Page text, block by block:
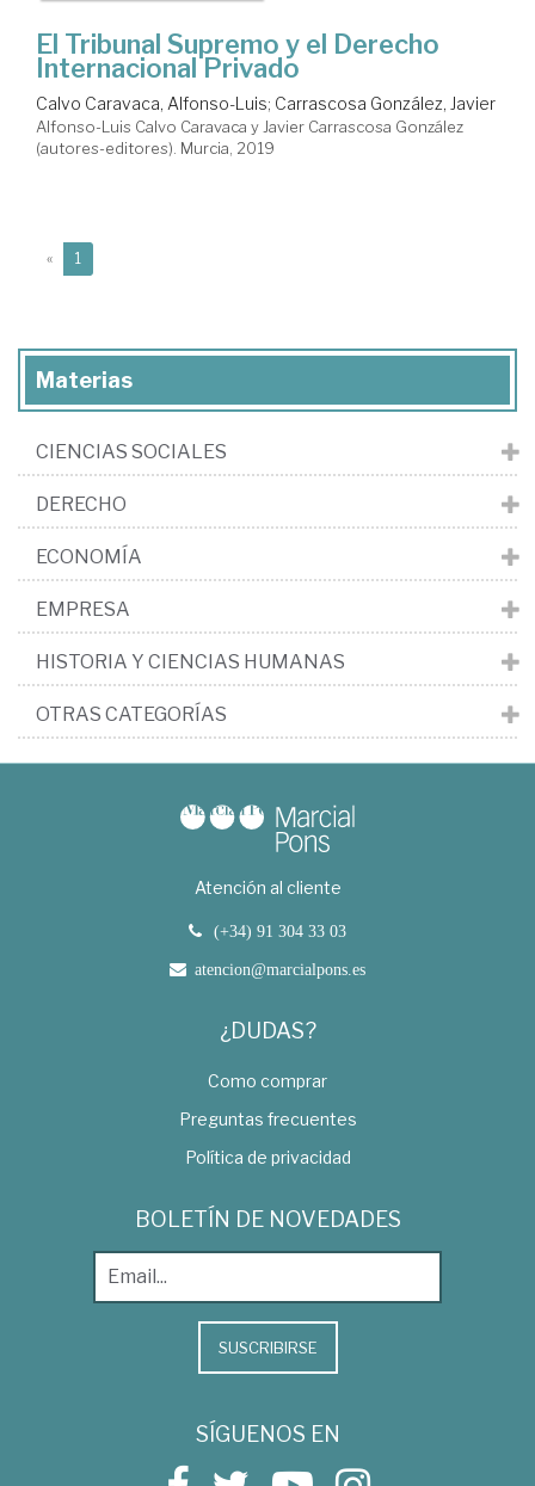
El Tribunal Supremo y el Derecho
Internacional Privado
Calvo Caravaca, Alfonso-Luis; Carrascosa González, Javier
Alfonso-Luis Calvo Caravaca y Javier Carrascosa González
(autores-editores). Murcia, 2019
« 1
Materias
CIENCIAS SOCIALES
DERECHO
ECONOMÍA
EMPRESA
HISTORIA Y CIENCIAS HUMANAS
OTRAS CATEGORÍAS
Atención al cliente
(+34) 91 304 33 03
atencion@marcialpons.es
¿DUDAS?
Como comprar
Preguntas frecuentes
Política de privacidad
BOLETÍN DE NOVEDADES
SUSCRIBIRSE
SÍGUENOS EN